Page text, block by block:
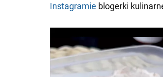
Instagramie blogerki